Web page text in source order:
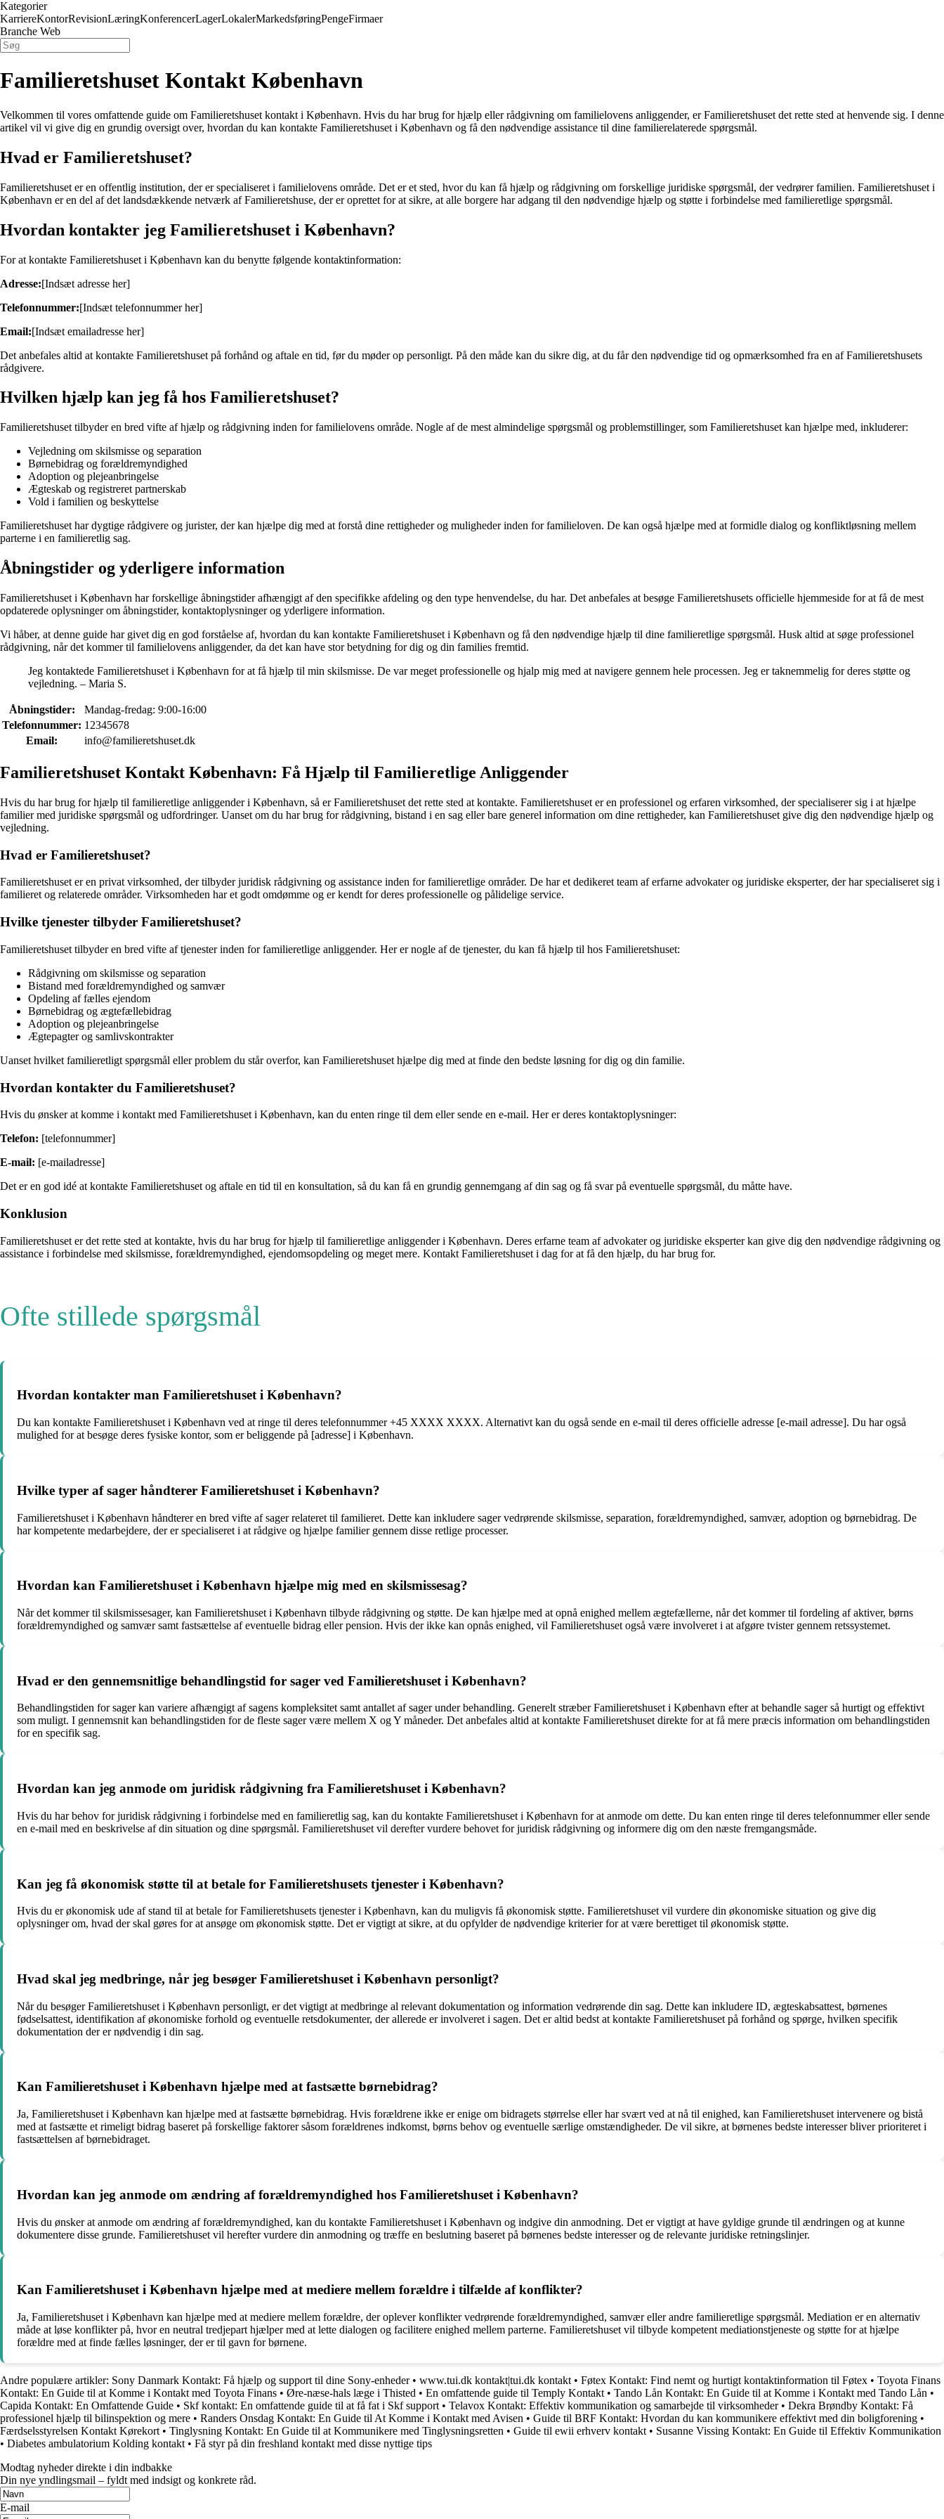
Kategorier
KarriereKontorRevisionLæringKonferencerLagerLokalerMarkedsføringPengeFirmaer
Branche Web
Familieretshuset Kontakt København
Velkommen til vores omfattende guide om Familieretshuset kontakt i København. Hvis du har brug for hjælp eller rådgivning om familielovens anliggender, er Familieretshuset det rette sted at henvende sig. I denne
artikel vil vi give dig en grundig oversigt over, hvordan du kan kontakte Familieretshuset i København og få den nødvendige assistance til dine familierelaterede spørgsmål.
Hvad er Familieretshuset?
Familieretshuset er en offentlig institution, der er specialiseret i familielovens område. Det er et sted, hvor du kan få hjælp og rådgivning om forskellige juridiske spørgsmål, der vedrører familien. Familieretshuset i
København er en del af det landsdækkende netværk af Familieretshuse, der er oprettet for at sikre, at alle borgere har adgang til den nødvendige hjælp og støtte i forbindelse med familieretlige spørgsmål.
Hvordan kontakter jeg Familieretshuset i København?
For at kontakte Familieretshuset i København kan du benytte følgende kontaktinformation:
Adresse:[Indsæt adresse her]
Telefonnummer:[Indsæt telefonnummer her]
Email:[Indsæt emailadresse her]
Det anbefales altid at kontakte Familieretshuset på forhånd og aftale en tid, før du møder op personligt. På den måde kan du sikre dig, at du får den nødvendige tid og opmærksomhed fra en af Familieretshusets
rådgivere.
Hvilken hjælp kan jeg få hos Familieretshuset?
Familieretshuset tilbyder en bred vifte af hjælp og rådgivning inden for familielovens område. Nogle af de mest almindelige spørgsmål og problemstillinger, som Familieretshuset kan hjælpe med, inkluderer:
Vejledning om skilsmisse og separation
Børnebidrag og forældremyndighed
Adoption og plejeanbringelse
Ægteskab og registreret partnerskab
Vold i familien og beskyttelse
Familieretshuset har dygtige rådgivere og jurister, der kan hjælpe dig med at forstå dine rettigheder og muligheder inden for familieloven. De kan også hjælpe med at formidle dialog og konfliktløsning mellem
parterne i en familieretlig sag.
Åbningstider og yderligere information
Familieretshuset i København har forskellige åbningstider afhængigt af den specifikke afdeling og den type henvendelse, du har. Det anbefales at besøge Familieretshusets officielle hjemmeside for at få de mest
opdaterede oplysninger om åbningstider, kontaktoplysninger og yderligere information.
Vi håber, at denne guide har givet dig en god forståelse af, hvordan du kan kontakte Familieretshuset i København og få den nødvendige hjælp til dine familieretlige spørgsmål. Husk altid at søge professionel
rådgivning, når det kommer til familielovens anliggender, da det kan have stor betydning for dig og din families fremtid.
Jeg kontaktede Familieretshuset i København for at få hjælp til min skilsmisse. De var meget professionelle og hjalp mig med at navigere gennem hele processen. Jeg er taknemmelig for deres støtte og
vejledning. – Maria S.
Åbningstider:
Mandag-fredag: 9:00-16:00
Telefonnummer: 12345678
Email:
info@familieretshuset.dk
Familieretshuset Kontakt København: Få Hjælp til Familieretlige Anliggender
Hvis du har brug for hjælp til familieretlige anliggender i København, så er Familieretshuset det rette sted at kontakte. Familieretshuset er en professionel og erfaren virksomhed, der specialiserer sig i at hjælpe
familier med juridiske spørgsmål og udfordringer. Uanset om du har brug for rådgivning, bistand i en sag eller bare generel information om dine rettigheder, kan Familieretshuset give dig den nødvendige hjælp og
vejledning.
Hvad er Familieretshuset?
Familieretshuset er en privat virksomhed, der tilbyder juridisk rådgivning og assistance inden for familieretlige områder. De har et dedikeret team af erfarne advokater og juridiske eksperter, der har specialiseret sig i
familieret og relaterede områder. Virksomheden har et godt omdømme og er kendt for deres professionelle og pålidelige service.
Hvilke tjenester tilbyder Familieretshuset?
Familieretshuset tilbyder en bred vifte af tjenester inden for familieretlige anliggender. Her er nogle af de tjenester, du kan få hjælp til hos Familieretshuset:
Rådgivning om skilsmisse og separation
Bistand med forældremyndighed og samvær
Opdeling af fælles ejendom
Børnebidrag og ægtefællebidrag
Adoption og plejeanbringelse
Ægtepagter og samlivskontrakter
Uanset hvilket familieretligt spørgsmål eller problem du står overfor, kan Familieretshuset hjælpe dig med at finde den bedste løsning for dig og din familie.
Hvordan kontakter du Familieretshuset?
Hvis du ønsker at komme i kontakt med Familieretshuset i København, kan du enten ringe til dem eller sende en e-mail. Her er deres kontaktoplysninger:
Telefon: [telefonnummer]
E-mail: [e-mailadresse]
Det er en god idé at kontakte Familieretshuset og aftale en tid til en konsultation, så du kan få en grundig gennemgang af din sag og få svar på eventuelle spørgsmål, du måtte have.
Konklusion
Familieretshuset er det rette sted at kontakte, hvis du har brug for hjælp til familieretlige anliggender i København. Deres erfarne team af advokater og juridiske eksperter kan give dig den nødvendige rådgivning og
assistance i forbindelse med skilsmisse, forældremyndighed, ejendomsopdeling og meget mere. Kontakt Familieretshuset i dag for at få den hjælp, du har brug for.
Ofte stillede spørgsmål
Hvordan kontakter man Familieretshuset i København?
Du kan kontakte Familieretshuset i København ved at ringe til deres telefonnummer +45 XXXX XXXX. Alternativt kan du også sende en e-mail til deres officielle adresse [e-mail adresse]. Du har også
mulighed for at besøge deres fysiske kontor, som er beliggende på [adresse] i København.
Hvilke typer af sager håndterer Familieretshuset i København?
Familieretshuset i København håndterer en bred vifte af sager relateret til familieret. Dette kan inkludere sager vedrørende skilsmisse, separation, forældremyndighed, samvær, adoption og børnebidrag. De
har kompetente medarbejdere, der er specialiseret i at rådgive og hjælpe familier gennem disse retlige processer.
Hvordan kan Familieretshuset i København hjælpe mig med en skilsmissesag?
Når det kommer til skilsmissesager, kan Familieretshuset i København tilbyde rådgivning og støtte. De kan hjælpe med at opnå enighed mellem ægtefællerne, når det kommer til fordeling af aktiver, børns
forældremyndighed og samvær samt fastsættelse af eventuelle bidrag eller pension. Hvis der ikke kan opnås enighed, vil Familieretshuset også være involveret i at afgøre tvister gennem retssystemet.
Hvad er den gennemsnitlige behandlingstid for sager ved Familieretshuset i København?
Behandlingstiden for sager kan variere afhængigt af sagens kompleksitet samt antallet af sager under behandling. Generelt stræber Familieretshuset i København efter at behandle sager så hurtigt og effektivt
som muligt. I gennemsnit kan behandlingstiden for de fleste sager være mellem X og Y måneder. Det anbefales altid at kontakte Familieretshuset direkte for at få mere præcis information om behandlingstiden
for en specifik sag.
Hvordan kan jeg anmode om juridisk rådgivning fra Familieretshuset i København?
Hvis du har behov for juridisk rådgivning i forbindelse med en familieretlig sag, kan du kontakte Familieretshuset i København for at anmode om dette. Du kan enten ringe til deres telefonnummer eller sende
en e-mail med en beskrivelse af din situation og dine spørgsmål. Familieretshuset vil derefter vurdere behovet for juridisk rådgivning og informere dig om den næste fremgangsmåde.
Kan jeg få økonomisk støtte til at betale for Familieretshusets tjenester i København?
Hvis du er økonomisk ude af stand til at betale for Familieretshusets tjenester i København, kan du muligvis få økonomisk støtte. Familieretshuset vil vurdere din økonomiske situation og give dig
oplysninger om, hvad der skal gøres for at ansøge om økonomisk støtte. Det er vigtigt at sikre, at du opfylder de nødvendige kriterier for at være berettiget til økonomisk støtte.
Hvad skal jeg medbringe, når jeg besøger Familieretshuset i København personligt?
Når du besøger Familieretshuset i København personligt, er det vigtigt at medbringe al relevant dokumentation og information vedrørende din sag. Dette kan inkludere ID, ægteskabsattest, børnenes
fødselsattest, identifikation af økonomiske forhold og eventuelle retsdokumenter, der allerede er involveret i sagen. Det er altid bedst at kontakte Familieretshuset på forhånd og spørge, hvilken specifik
dokumentation der er nødvendig i din sag.
Kan Familieretshuset i København hjælpe med at fastsætte børnebidrag?
Ja, Familieretshuset i København kan hjælpe med at fastsætte børnebidrag. Hvis forældrene ikke er enige om bidragets størrelse eller har svært ved at nå til enighed, kan Familieretshuset intervenere og bistå
med at fastsætte et rimeligt bidrag baseret på forskellige faktorer såsom forældrenes indkomst, børns behov og eventuelle særlige omstændigheder. De vil sikre, at børnenes bedste interesser bliver prioriteret i
fastsættelsen af børnebidraget.
Hvordan kan jeg anmode om ændring af forældremyndighed hos Familieretshuset i København?
Hvis du ønsker at anmode om ændring af forældremyndighed, kan du kontakte Familieretshuset i København og indgive din anmodning. Det er vigtigt at have gyldige grunde til ændringen og at kunne
dokumentere disse grunde. Familieretshuset vil herefter vurdere din anmodning og træffe en beslutning baseret på børnenes bedste interesser og de relevante juridiske retningslinjer.
Kan Familieretshuset i København hjælpe med at mediere mellem forældre i tilfælde af konflikter?
Ja, Familieretshuset i København kan hjælpe med at mediere mellem forældre, der oplever konflikter vedrørende forældremyndighed, samvær eller andre familieretlige spørgsmål. Mediation er en alternativ
måde at løse konflikter på, hvor en neutral tredjepart hjælper med at lette dialogen og facilitere enighed mellem parterne. Familieretshuset vil tilbyde kompetent mediationstjeneste og støtte for at hjælpe
forældre med at finde fælles løsninger, der er til gavn for børnene.
Andre populære artikler: Sony Danmark Kontakt: Få hjælp og support til dine Sony-enheder• www.tui.dk kontakt|tui.dk kontakt • Føtex Kontakt: Find nemt og hurtigt kontaktinformation til Føtex • Toyota Finans
Kontakt: En Guide til at Komme i Kontakt med Toyota Finans • Øre-næse-hals læge i Thisted • En omfattende guide til Temply Kontakt • Tando Lån Kontakt: En Guide til at Komme i Kontakt med Tando Lån •
Capida Kontakt: En Omfattende Guide • Skf kontakt: En omfattende guide til at få fat i Skf support • Telavox Kontakt: Effektiv kommunikation og samarbejde til virksomheder• Dekra Brøndby Kontakt: Få
professionel hjælp til bilinspektion og mere • Randers Onsdag Kontakt: En Guide til At Komme i Kontakt med Avisen • Guide til BRF Kontakt: Hvordan du kan kommunikere effektivt med din boligforening •
Færdselsstyrelsen Kontakt Kørekort • Tinglysning Kontakt: En Guide til at Kommunikere med Tinglysningsretten • Guide til ewii erhverv kontakt • Susanne Vissing Kontakt: En Guide til Effektiv Kommunikation
• Diabetes ambulatorium Kolding kontakt • Få styr på din freshland kontakt med disse nyttige tips
Modtag nyheder direkte i din indbakke
Din nye yndlingsmail – fyldt med indsigt og konkrete råd.
E-mail